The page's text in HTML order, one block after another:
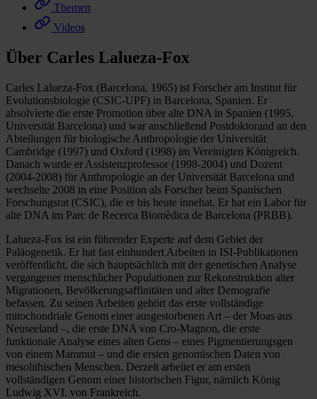
Themen
Videos
Über Carles Lalueza-Fox
Carles Lalueza-Fox (Barcelona, 1965) ist Forscher am Institut für
Evolutionsbiologie (CSIC-UPF) in Barcelona, Spanien. Er
absolvierte die erste Promotion über alte DNA in Spanien (1995,
Universität Barcelona) und war anschließend Postdoktorand an den
Abteilungen für biologische Anthropologie der Universität
Cambridge (1997) und Oxford (1998) im Vereinigten Königreich.
Danach wurde er Assistenzprofessor (1998-2004) und Dozent
(2004-2008) für Anthropologie an der Universität Barcelona und
wechselte 2008 in eine Position als Forscher beim Spanischen
Forschungsrat (CSIC), die er bis heute innehat. Er hat ein Labor für
alte DNA im Parc de Recerca Biomèdica de Barcelona (PRBB).
Lalueza-Fox ist ein führender Experte auf dem Gebiet der
Paläogenetik. Er hat fast einhundert Arbeiten in ISI-Publikationen
veröffentlicht, die sich hauptsächlich mit der genetischen Analyse
vergangener menschlicher Populationen zur Rekonstruktion alter
Migrationen, Bevölkerungsaffinitäten und alter Demografie
befassen. Zu seinen Arbeiten gehört das erste vollständige
mitochondriale Genom einer ausgestorbenen Art – der Moas aus
Neuseeland –, die erste DNA von Cro-Magnon, die erste
funktionale Analyse eines alten Gens – eines Pigmentierungsgen
von einem Mammut – und die ersten genomischen Daten von
mesolithischen Menschen. Derzeit arbeitet er am ersten
vollständigen Genom einer historischen Figur, nämlich König
Ludwig XVI. von Frankreich.